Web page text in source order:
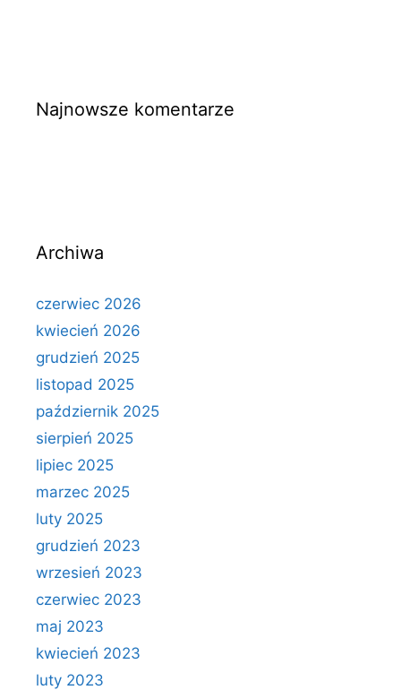
Najnowsze komentarze
Archiwa
czerwiec 2026
kwiecień 2026
grudzień 2025
listopad 2025
październik 2025
sierpień 2025
lipiec 2025
marzec 2025
luty 2025
grudzień 2023
wrzesień 2023
czerwiec 2023
maj 2023
kwiecień 2023
luty 2023